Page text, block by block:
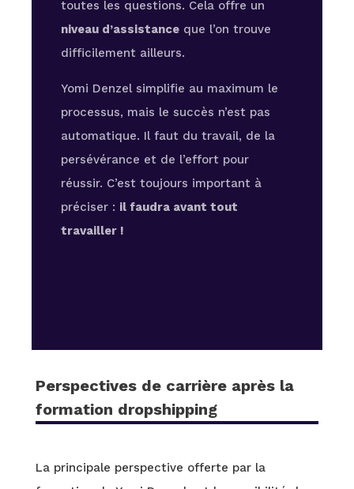
toutes les questions. Cela offre un
niveau d’assistanceque l’on trouve
difficilement ailleurs.
Yomi Denzel simplifie au maximum le
processus, mais le succès n’est pas
automatique. Il faut du travail, de la
persévérance et de l’effort pour
réussir. C’est toujours important à
préciser : il faudra avant tout
travailler !
Perspectives de carrière après la
formation dropshipping
La principale perspective offerte par la